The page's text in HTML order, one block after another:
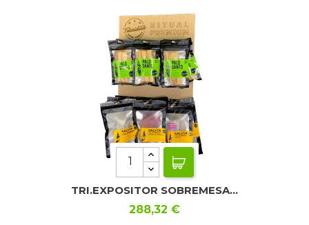
TRI.EXPOSITOR SOBREMESA...
Precio
288,32 €